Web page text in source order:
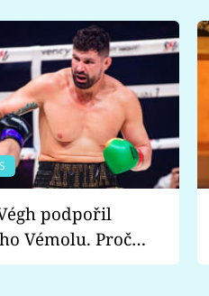
Vémolu. Proč
zápasit s ním než